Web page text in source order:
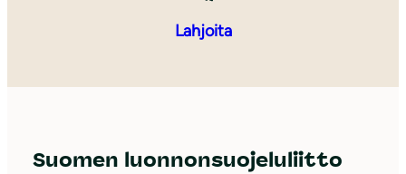
Lahjoita
Suomen luonnonsuojeluliitto